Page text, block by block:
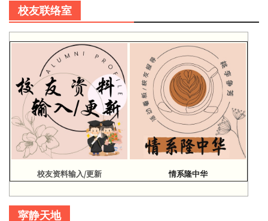
校友联络室
校友资料输入/更新 情系隆中华
寜静天地